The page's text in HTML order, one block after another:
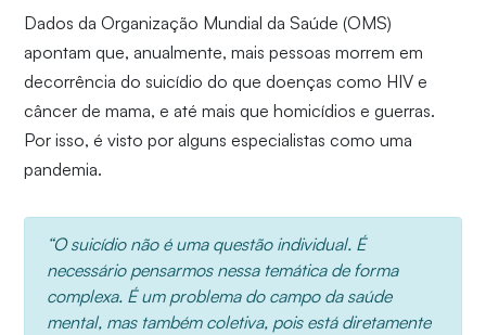
Dados da Organização Mundial da Saúde (OMS)
apontam que, anualmente, mais pessoas morrem em
decorrência do suicídio do que doenças como HIV e
câncer de mama, e até mais que homicídios e guerras.
Por isso, é visto por alguns especialistas como uma
pandemia.
“O suicídio não é uma questão individual. É
necessário pensarmos nessa temática de forma
complexa. É um problema do campo da saúde
mental, mas também coletiva, pois está diretamente